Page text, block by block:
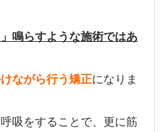
鳴らすような施術ではあ
ながら行う矯正になりま
吸をすることで、更に筋